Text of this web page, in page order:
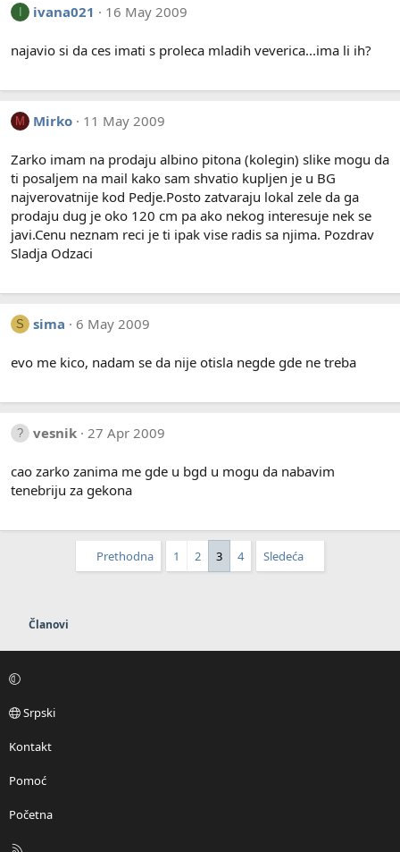
ivana021 16 May 2009
najavio si da ces imati s proleca mladih veverica...ima li ih?
M Mirko 11 May 2009
Zarko imam na prodaju albino pitona (kolegin) slike mogu da
ti posaljem na mail kako sam shvatio kupljen je u BG
najverovatnije kod Pedje.Posto zatvaraju lokal zele da ga
prodaju dug je oko 120 cm pa ako nekog interesuje nek se
javi.Cenu neznam reci je ti ipak vise radis sa njima. Pozdrav
Sladja Odzaci
S sima 6 May 2009
evo me kico, nadam se da nije otisla negde gde ne treba
vesnik 27 Apr 2009
cao zarko zanima me gde u bgd u mogu da nabavim
tenebriju za gekona
Prethodna 1 2 3 4 Sledeća
Članovi
Srpski
Kontakt
Pomoć
Početna
R